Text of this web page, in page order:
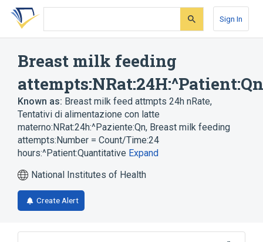
Skip
search
Skip
Skip
account
Sign In
Breast milk feeding
attempts:NRat:24H:^Patient:Qn
Known as: Breast milk feed attmpts 24h nRate,
Tentativi di alimentazione con latte
materno:NRat:24h:^Paziente:Qn, Breast milk feeding
attempts:Number = Count/Time:24
hours:^Patient:Quantitative Expand
National Institutes of Health
Create Alert